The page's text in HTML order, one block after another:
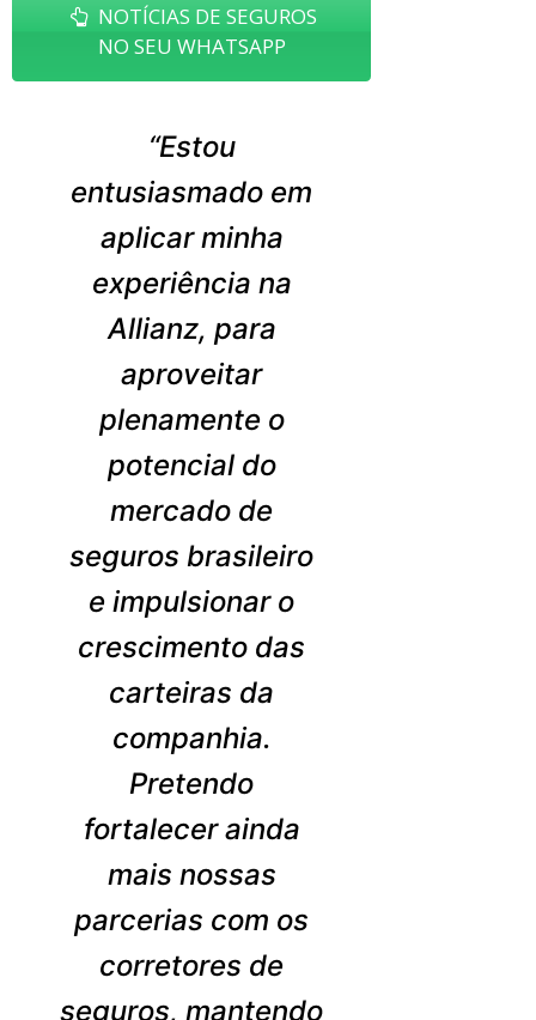
NOTÍCIAS DE SEGUROS
NO SEU WHATSAPP
“Estou
entusiasmado em
aplicar minha
experiência na
Allianz, para
aproveitar
plenamente o
potencial do
mercado de
seguros brasileiro
e impulsionar o
crescimento das
carteiras da
companhia.
Pretendo
fortalecer ainda
mais nossas
parcerias com os
corretores de
seguros, mantendo